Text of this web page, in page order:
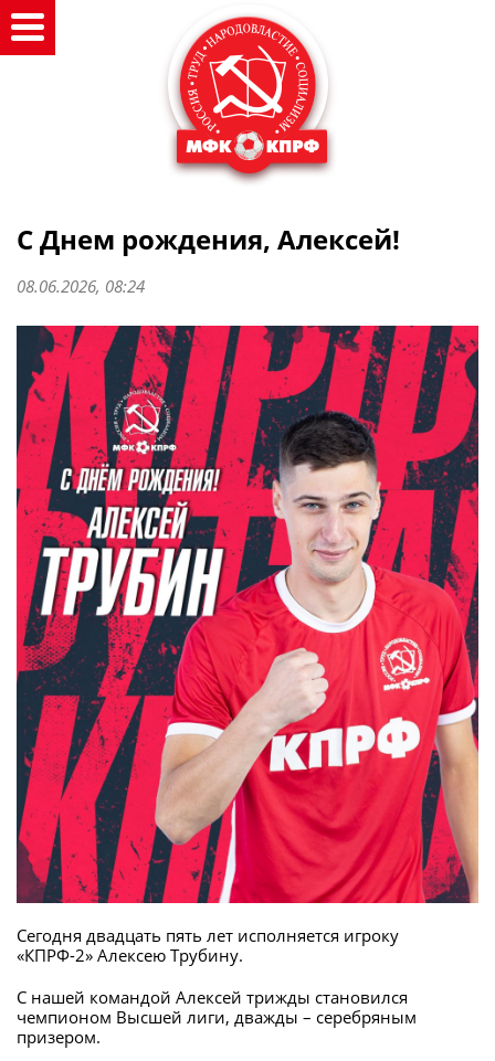
С Днем рождения, Алексей!
08.06.2026, 08:24
Сегодня двадцать пять лет исполняется игроку
«КПРФ-2» Алексею Трубину.
С нашей командой Алексей трижды становился
чемпионом Высшей лиги, дважды – серебряным
призером.